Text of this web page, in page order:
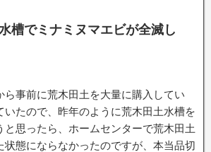
槽でミナミヌマエビが全滅し
ら事前に荒木田土を大量に購入してい
いたので、昨年のように荒木田土水槽を
と思ったら、ホームセンターで荒木田土
状態にならなかったのですが、本当品切